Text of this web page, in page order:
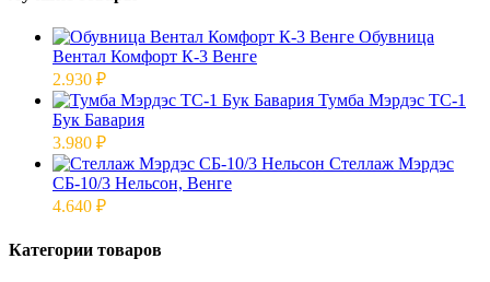
Обувница
Вентал Комфорт К-3 Венге
2.930 ₽
Тумба Мэрдэс ТС-1
Бук Бавария
3.980 ₽
Стеллаж Мэрдэс
СБ-10/3 Нельсон, Венге
4.640 ₽
Категории товаров